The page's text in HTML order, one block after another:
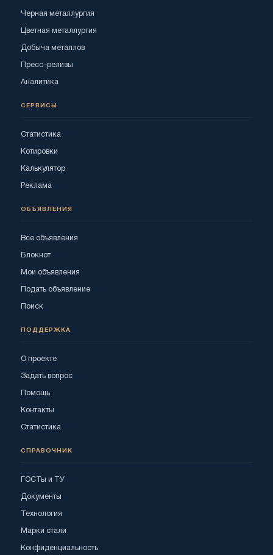
Черная металлургия
Цветная металлургия
Добыча металлов
Пресс-релизы
Аналитика
СЕРВИСЫ
Статистика
Котировки
Калькулятор
Реклама
ОБЪЯВЛЕНИЯ
Все объявления
Блокнот
Мои объявления
Подать объявление
Поиск
ПОДДЕРЖКА
О проекте
Задать вопрос
Помощь
Контакты
Статистика
СПРАВОЧНИК
ГОСТы и ТУ
Документы
Технология
Марки стали
Конфиденциальность